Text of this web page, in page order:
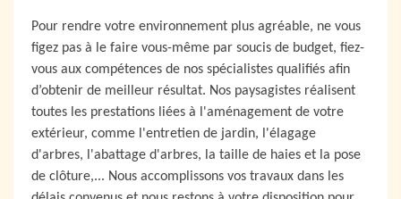
Pour rendre votre environnement plus agréable, ne vous
figez pas à le faire vous-même par soucis de budget, fiez-
vous aux compétences de nos spécialistes qualifiés afin
d’obtenir de meilleur résultat. Nos paysagistes réalisent
toutes les prestations liées à l'aménagement de votre
extérieur, comme l'entretien de jardin, l'élagage
d'arbres, l'abattage d'arbres, la taille de haies et la pose
de clôture,... Nous accomplissons vos travaux dans les